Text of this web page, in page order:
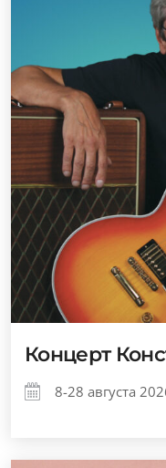
Концерт
8-28 августа